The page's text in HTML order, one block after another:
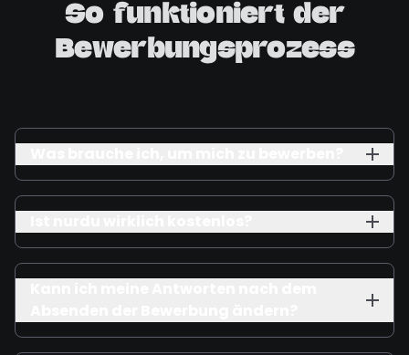
So funktioniert der
Bewerbungsprozess